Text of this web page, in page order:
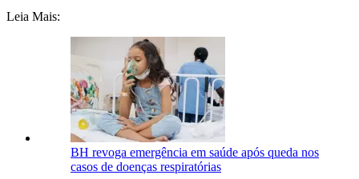
Leia Mais:
BH revoga emergência em saúde após queda nos
casos de doenças respiratórias